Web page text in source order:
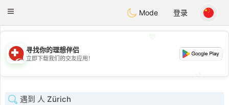
Suissi
Toggle
Mode 登录
💖
💕
寻找你的理想伴侣
立即下载我们的交友应用！
遇到 人 Zürich